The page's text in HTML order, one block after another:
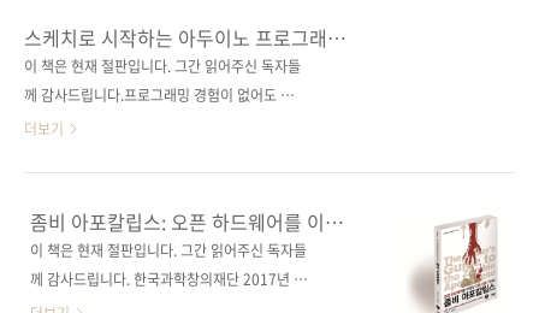
래밍 / Xcode / Swift / iPhone / iOS분 야 프
로그래밍 /..
지 수십만 명의 개발자가 그 교재들을 통해 자신
의 커리어를 높이고 있습니다. 오늘 소개할 책은
BNR에서 펴낸 바로 그 4종의 공식 교재 중 하나
판)》입니다. 원서명은 《Swift
Programming: The Big Nerd Ranch Guide
의 호평 속에 꽤 많은 판매를 보이고 있는 서적입
니다. https://goo.gl/E4DrRk 스위프트를 처
음 접하는 독자..
스케치로 시작하는 아두이노 프로그래밍
(제2판)
이 책은 현재 절판입니다. 그간 읽어주신 독자들
께 감사드립니다.프로그래밍 경험이 없어도 아
두이노 프로그래밍을 쉽게!전 세계인의 아두이
Started with Sketches, 2nd Edition(원서
ISBN: 9781259641633)저자명 사이먼 몽크역
자명 배장열출판일 2016년 11월 30일페이지
더보기
좀비 아포칼립스: 오픈 하드웨어를 이용한
인류 생존 가이드
이 책은 현재 절판입니다. 그간 읽어주신 독자들
께 감사드립니다. 한국과학창의재단 2017년 대
학/일반 번역 부문 우수과학도서 선정 간단한 회